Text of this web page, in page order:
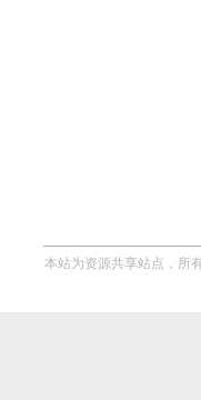
本站为资源共享站点，所